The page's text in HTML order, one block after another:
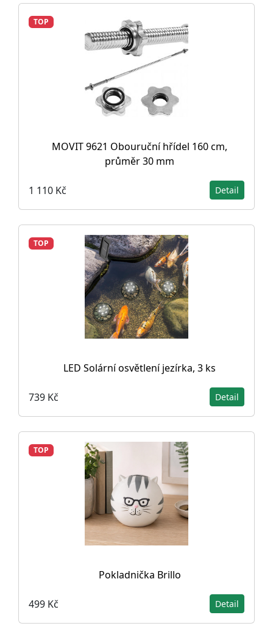
TOP
MOVIT 9621 Obouruční hřídel 160 cm,
průměr 30 mm
1 110 Kč Detail
TOP
LED Solární osvětlení jezírka, 3 ks
739 Kč Detail
TOP
Pokladnička Brillo
499 Kč Detail